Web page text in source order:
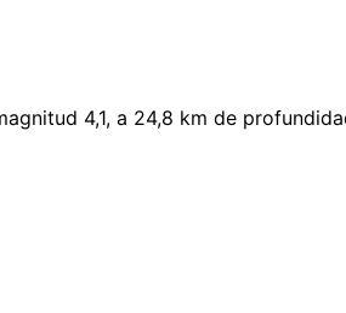
4,1, a 24,8 km de